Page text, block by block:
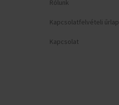
Rólunk
Kapcsolatfelvételi űrlap
Kapcsolat